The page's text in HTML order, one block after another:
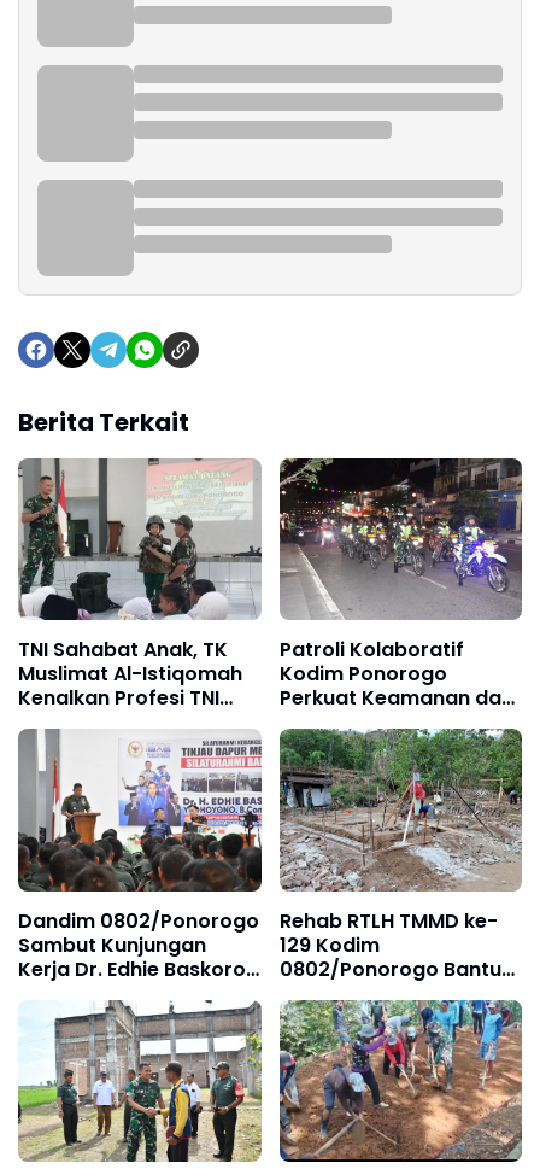
Berita Terkait
TNI Sahabat Anak, TK
Muslimat Al-Istiqomah
Kenalkan Profesi TNI
Lewat Kunjungan
Edukatif ke Kodim
0802/Ponorogo
Patroli Kolaboratif
Kodim Ponorogo
Perkuat Keamanan dan
Soliditas Antar Elemen
Dandim 0802/Ponorogo
Sambut Kunjungan
Kerja Dr. Edhie Baskoro
Yudhoyono, M.Sc
Rehab RTLH TMMD ke-
129 Kodim
0802/Ponorogo Bantu
Wujudkan Rumah Layak
Huni bagi Keluarga
Parmi